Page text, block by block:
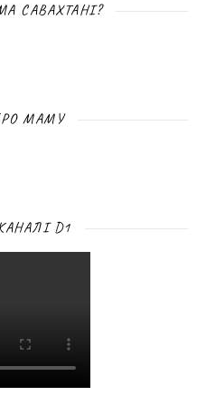
САВАХТАНІ?
МАМУ
D1